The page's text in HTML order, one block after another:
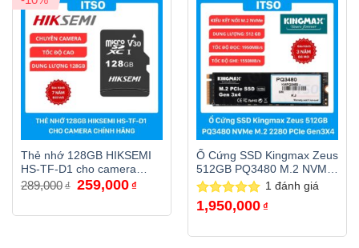
Thẻ nhớ 128GB HIKSEMI
HS-TF-D1 cho camera
chính hãng
289,000 ₫ Giá
gốc
289,000₫.
259,000 ₫Giá
hiện
là:
Ổ Cứng SSD Kingmax Zeus
512GB PQ3480 M.2 NVMe
PCIe 3.0
Được xếp
1 đánh giá
1,950,000 ₫